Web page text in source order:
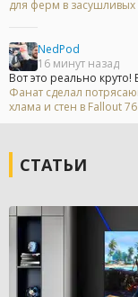
для ферм в
NedPod
16 минут назад
Вот это реально
Фанат сделал
хлама и стен в Fallout 76
СТАТЬИ